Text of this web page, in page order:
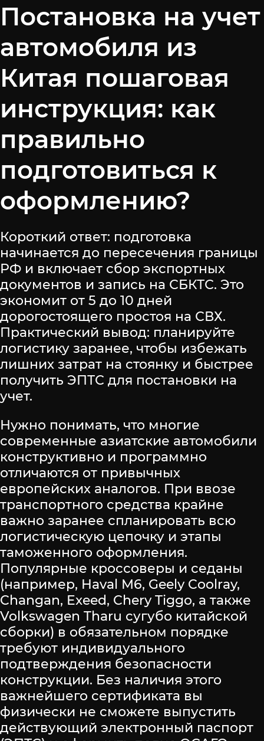
Постановка на учет
автомобиля из
Китая пошаговая
инструкция: как
правильно
подготовиться к
оформлению?
Короткий ответ: подготовка
начинается до пересечения границы
РФ и включает сбор экспортных
документов и запись на СБКТС. Это
экономит от 5 до 10 дней
дорогостоящего простоя на СВХ.
Практический вывод: планируйте
логистику заранее, чтобы избежать
лишних затрат на стоянку и быстрее
получить ЭПТС для постановки на
учет.
Нужно понимать, что многие
современные азиатские автомобили
конструктивно и программно
отличаются от привычных
европейских аналогов. При ввозе
транспортного средства крайне
важно заранее спланировать всю
логистическую цепочку и этапы
таможенного оформления.
Популярные кроссоверы и седаны
(например, Haval M6, Geely Coolray,
Changan, Exeed, Chery Tiggo, а также
Volkswagen Tharu сугубо китайской
сборки) в обязательном порядке
требуют индивидуального
подтверждения безопасности
конструкции. Без наличия этого
важнейшего сертификата вы
физически не сможете выпустить
действующий электронный паспорт